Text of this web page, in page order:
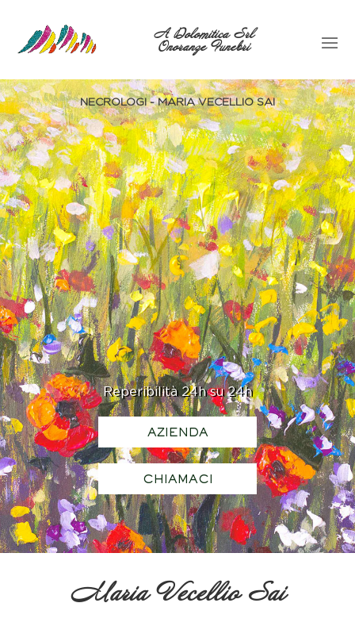
A Dolomitica Srl
Onoranze Funebri
Reperibilità 24h su 24h
AZIENDA
CHIAMACI
NECROLOGI - MARIA VECELLIO SAI
Maria Vecellio Sai